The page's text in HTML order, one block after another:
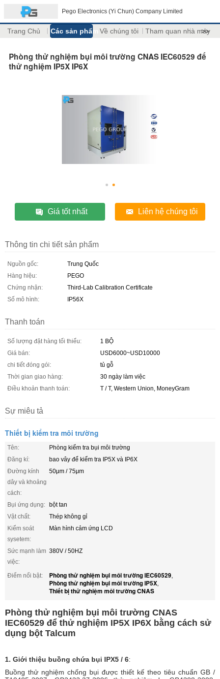
Pego Electronics (Yi Chun) Company Limited
Trang Chủ Các sản phẩm Về chúng tôi Tham quan nhà máy
>>
Phòng thử nghiệm bụi môi trường CNAS IEC60529 để
thử nghiệm IP5X IP6X
Giá tốt nhất Liên hệ chúng tôi
Thông tin chi tiết sản phẩm
Nguồn gốc:
Trung Quốc
Hàng hiệu:
PEGO
Chứng nhận:
Third-Lab Calibration Certificate
Số mô hình:
IP56X
Thanh toán
Số lượng đặt hàng tối thiểu:
1 BỘ
Giá bán:
USD6000~USD10000
chi tiết đóng gói:
tủ gỗ
Thời gian giao hàng:
30 ngày làm việc
Điều khoản thanh toán:
T / T, Western Union, MoneyGram
Sự miêu tả
Thiết bị kiểm tra môi trường
Tên:
Phòng kiểm tra bụi môi trường
Đăng kí:
bao vây để kiểm tra IP5X và IP6X
Đường kính
dây và khoảng
cách:
50μm / 75μm
Bụi ứng dụng: bột tan
Vật chất:
Thép không gỉ
Kiểm soát
sysetem:
Màn hình cảm ứng LCD
Sức mạnh làm
việc:
380V / 50HZ
Điểm nổi bật: Phòng thử nghiệm bụi môi trường IEC60529,
Phòng thử nghiệm bụi môi trường IP5X,
Thiết bị thử nghiệm môi trường CNAS
Phòng thử nghiệm bụi môi trường CNAS
IEC60529 để thử nghiệm IP5X IP6X bằng cách sử
dụng bột Talcum
1. Giới thiệu buồng chứa bụi IPX5 / 6:
Buồng thử nghiệm chống bụi được thiết kế theo tiêu chuẩn GB /